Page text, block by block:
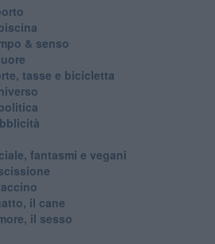
& senso
tasse e bicicletta
fantasmi e vegani
il cane
il sesso